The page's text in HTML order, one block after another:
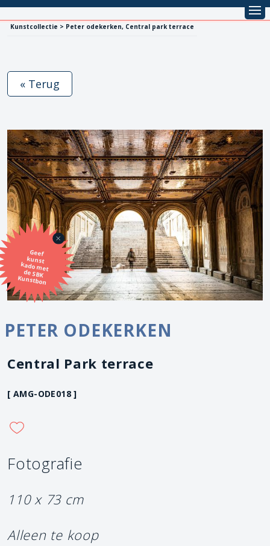
Kunstcollectie > Peter odekerken, Central park terrace
Geef
kunst
kado met
de SBK
Kunstbon
« Terug
PETER ODEKERKEN
Central Park terrace
[ AMG-ODE018 ]
Fotografie
110 x 73 cm
Alleen te koop